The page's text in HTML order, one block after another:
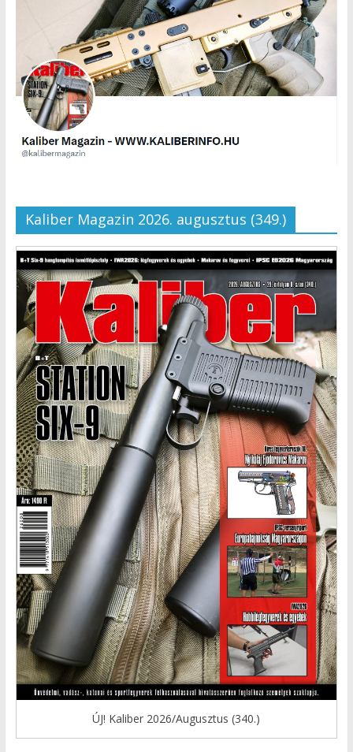
Kaliber Magazin 2026. augusztus (349.)
ÚJ! Kaliber 2026/Augusztus (340.)